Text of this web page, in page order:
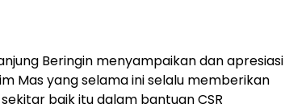
Beringin menyampaikan dan apresiasi
Mas yang selama ini selalu memberikan
baik itu dalam bantuan CSR